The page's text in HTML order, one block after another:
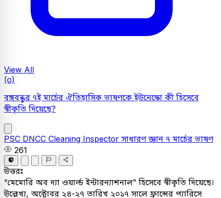
View All
(o)
বঙ্গবন্ধুর ৭ই মার্চের ঐতিহাসিক ভাষণকে ইউনেস্কো কী হিসেবে
স্বীকৃতি দিয়েছে?
PSC DNCC Cleaning Inspector সাধারণ জ্ঞান ৭ মার্চের ভাষণ
261
উত্তরঃ
“মেমোরি অব দ্যা ওয়ার্ল্ড ইন্টারন্যাশনাল” হিসেবে স্বীকৃতি দিয়েছে।
উল্লেখ্য, অক্টোবর ২৪-২৭ তারিখ ২০১৭ সালে ফ্রান্সের প্যারিসে